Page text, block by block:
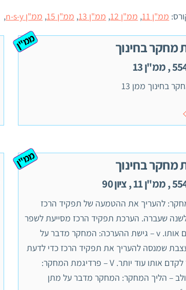
ממ"ן 11 , ממ"ן 12 , ממ"ן 13 , ממ"ן 15 , ממ"ן n-s-y ,
מחקר בחינוך ממ"ן
בחינוך ממן 13
מחקר בחינוך ממ"ן
להעריך את ההטמעה של תפקיד הרכז
שעברה. הערכת תפקיד הרכז מסייעת לשפר
אותו ולקדם אותו. v – גישת ההערכה: המחקר מדבר על
שמנסה להעריך את תפקיד הרכז כדי לדעת
איך אפשר לקדם אותו עוד יותר. V – פרדיגמת המחקר:
– הליך המחקר: המחקר מדבר על מתן